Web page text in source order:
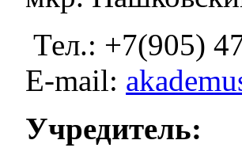
Тел.: +7(905)
E-mail:
Учредитель: